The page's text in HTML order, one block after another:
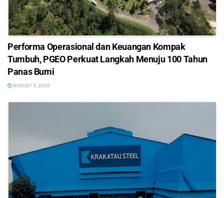
Performa Operasional dan Keuangan Kompak
Tumbuh, PGEO Perkuat Langkah Menuju 100 Tahun
Panas Bumi
AUGUST 5, 2026